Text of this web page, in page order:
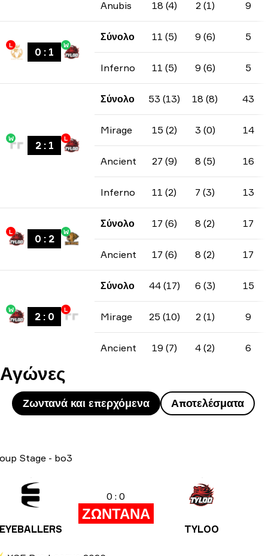
Anubis 18 (4) 2 (1) 9
L
0 : 1
W
Σύνολο 11 (5) 9 (6) 5
Inferno 11 (5) 9 (6) 5
W
2: 1
L
Σύνολο 53 (13) 18 (8) 43
Mirage 15 (2) 3 (0) 14
Ancient 27 (9) 8 (5) 16
Inferno 11 (2) 7 (3) 13
L
0 : 2
W
Σύνολο 17 (6) 8 (2) 17
Ancient 17 (6) 8 (2) 17
W
2: 0
L
Σύνολο 44 (17) 6 (3) 15
Mirage 25 (10) 2 (1) 9
Ancient 19 (7) 4 (2) 6
Αγώνες
Ζωντανά και επερχόμενα Αποτελέσματα
Stage - bo3
0 : 0
ΖΩΝΤΑΝΑ
TYLOO